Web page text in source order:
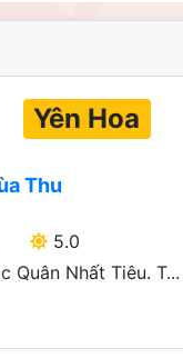
Yên Hoa
Thu
5.0
Quân Nhất Tiêu. T...